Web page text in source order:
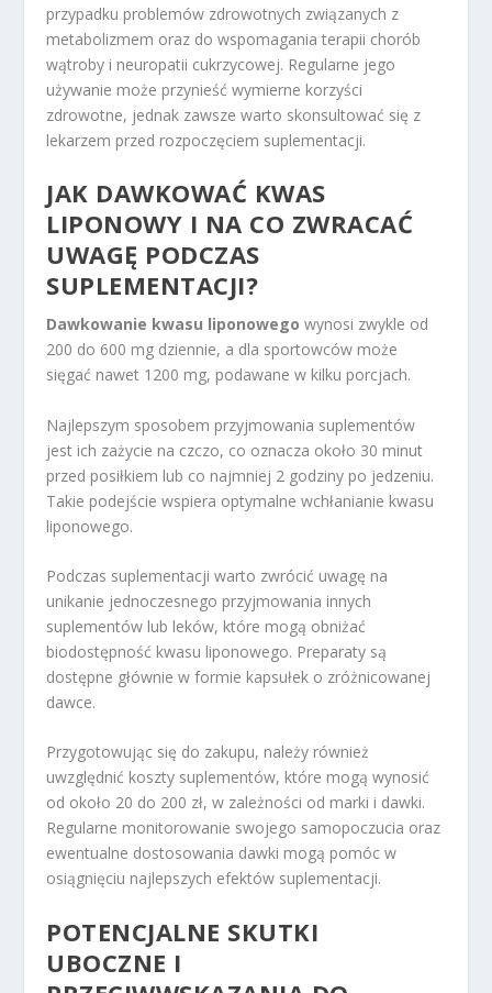
przypadku problemów zdrowotnych związanych z
metabolizmem oraz do wspomagania terapii chorób
wątroby i neuropatii cukrzycowej. Regularne jego
używanie może przynieść wymierne korzyści
zdrowotne, jednak zawsze warto skonsultować się z
lekarzem przed rozpoczęciem suplementacji.
JAK DAWKOWAĆ KWAS
LIPONOWY I NA CO ZWRACAĆ
UWAGĘ PODCZAS
SUPLEMENTACJI?
Dawkowanie kwasu liponowego wynosi zwykle od
200 do 600 mg dziennie, a dla sportowców może
sięgać nawet 1200 mg, podawane w kilku porcjach.
Najlepszym sposobem przyjmowania suplementów
jest ich zażycie na czczo, co oznacza około 30 minut
przed posiłkiem lub co najmniej 2 godziny po jedzeniu.
Takie podejście wspiera optymalne wchłanianie kwasu
liponowego.
Podczas suplementacji warto zwrócić uwagę na
unikanie jednoczesnego przyjmowania innych
suplementów lub leków, które mogą obniżać
biodostępność kwasu liponowego. Preparaty są
dostępne głównie w formie kapsułek o zróżnicowanej
dawce.
Przygotowując się do zakupu, należy również
uwzględnić koszty suplementów, które mogą wynosić
od około 20 do 200 zł, w zależności od marki i dawki.
Regularne monitorowanie swojego samopoczucia oraz
ewentualne dostosowania dawki mogą pomóc w
osiągnięciu najlepszych efektów suplementacji.
POTENCJALNE SKUTKI
UBOCZNE I